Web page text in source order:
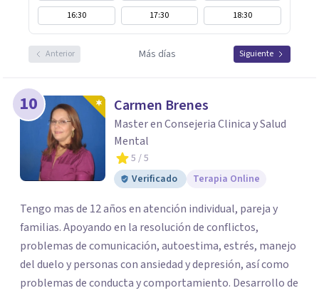
16:30
17:30 18:30
Anterior Más días Siguiente
10 Carmen Brenes
Master en Consejeria Clinica y Salud
Mental
5 / 5
Verificado
Terapia Online
Tengo mas de 12 años en atención individual, pareja y
familias. Apoyando en la resolución de conflictos,
problemas de comunicación, autoestima, estrés, manejo
del duelo y personas con ansiedad y depresión, así como
problemas de conducta y comportamiento. Desarrollo de